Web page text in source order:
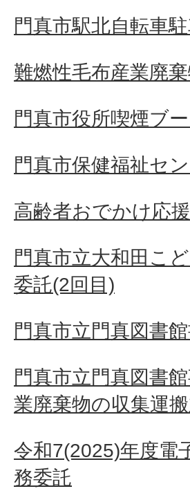
門真市駅北自転車
難燃性毛布産業廃
門真市役所喫煙ブ
門真市保健福祉セ
高齢者おでかけ応
門真市立大和田こ
委託(2回目)
門真市立門真図書
門真市立門真図書
業廃棄物の収集運
令和7(2025)年度電
務委託